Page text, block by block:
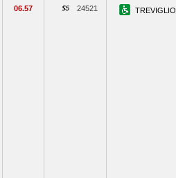
06.57 24521 TREVIGLIO